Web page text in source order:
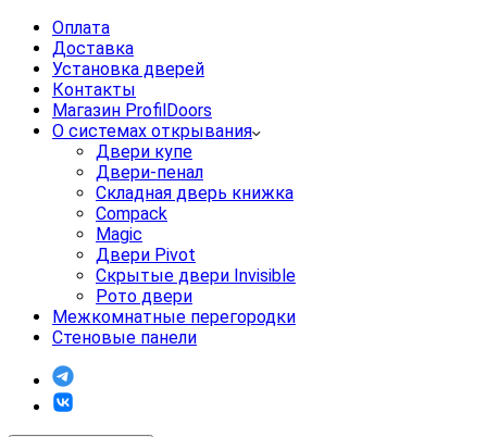
Оплата
Доставка
Установка дверей
Контакты
Магазин ProfilDoors
О системах открывания
Двери купе
Двери-пенал
Складная дверь книжка
Compack
Magic
Двери Pivot
Скрытые двери Invisible
Рото двери
Межкомнатные перегородки
Стеновые панели